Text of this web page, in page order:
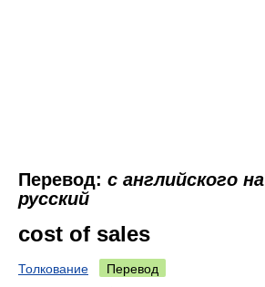
Перевод: с английского на
русский
cost of sales
Толкование Перевод